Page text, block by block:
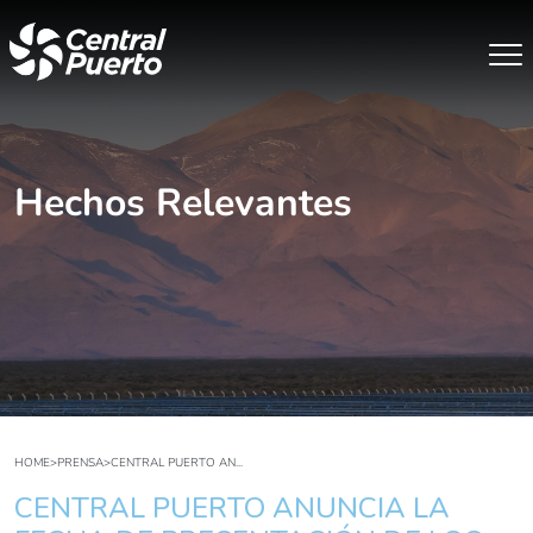
Hechos Relevantes
HOME>PRENSA>CENTRAL PUERTO AN...
CENTRAL PUERTO ANUNCIA LA